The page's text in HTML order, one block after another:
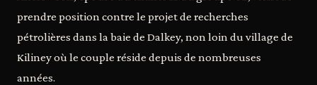
prendre position contre le projet de recherches
pétrolières dans la baie de Dalkey, non loin du village de
Kiliney où le couple réside depuis de nombreuses
années.